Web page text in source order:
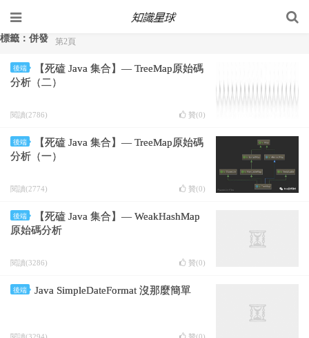
標籤：併發 第2頁
後端
【死磕 Java 集合】— TreeMap原始碼
分析（二）
閱讀(2786) 贊(0)
後端
【死磕 Java 集合】— TreeMap原始碼
分析（一）
閱讀(2774) 贊(0)
後端
【死磕 Java 集合】— WeakHashMap
原始碼分析
閱讀(3286) 贊(0)
後端 Java SimpleDateFormat 沒那麼簡單